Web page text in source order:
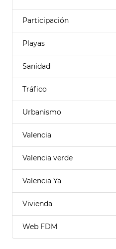
Participación
Playas
Sanidad
Tráfico
Urbanismo
Valencia
Valencia verde
Valencia Ya
Vivienda
Web FDM